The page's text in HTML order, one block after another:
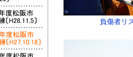
負傷者リ